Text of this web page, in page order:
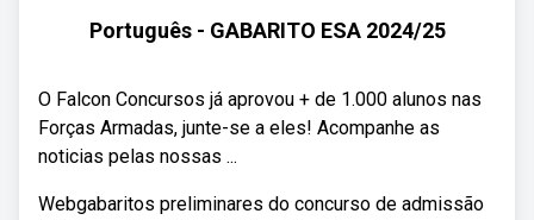
Português - GABARITO ESA 2024/25
O Falcon Concursos já aprovou + de 1.000 alunos nas
Forças Armadas, junte-se a eles! Acompanhe as
noticias pelas nossas ...
Webgabaritos preliminares do concurso de admissão